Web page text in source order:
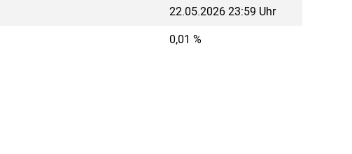
22.05.2026 23:59 Uhr
0,01 %